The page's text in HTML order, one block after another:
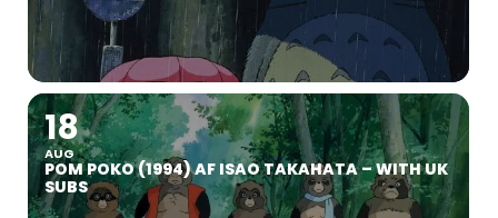
18
AUG
POM POKO (1994) AF ISAO TAKAHATA – WITH UK
SUBS